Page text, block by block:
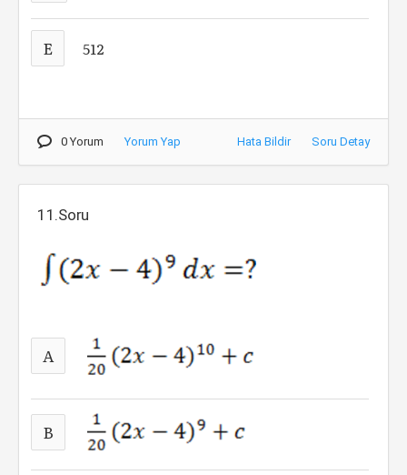
E 512
0 Yorum Yorum Yap Hata Bildir Soru Detay
11.Soru
A
B